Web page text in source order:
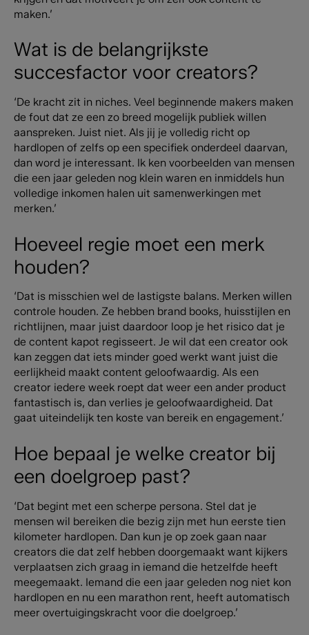
maken.’
Wat is de belangrijkste
succesfactor voor creators?
‘De kracht zit in niches. Veel beginnende makers maken
de fout dat ze een zo breed mogelijk publiek willen
aanspreken. Juist niet. Als jij je volledig richt op
hardlopen of zelfs op een specifiek onderdeel daarvan,
dan word je interessant. Ik ken voorbeelden van mensen
die een jaar geleden nog klein waren en inmiddels hun
volledige inkomen halen uit samenwerkingen met
merken.’
Hoeveel regie moet een merk
houden?
‘Dat is misschien wel de lastigste balans. Merken willen
controle houden. Ze hebben brand books, huisstijlen en
richtlijnen, maar juist daardoor loop je het risico dat je
de content kapot regisseert. Je wil dat een creator ook
kan zeggen dat iets minder goed werkt want juist die
eerlijkheid maakt content geloofwaardig. Als een
creator iedere week roept dat weer een ander product
fantastisch is, dan verlies je geloofwaardigheid. Dat
gaat uiteindelijk ten koste van bereik en engagement.’
Hoe bepaal je welke creator bij
een doelgroep past?
‘Dat begint met een scherpe persona. Stel dat je
mensen wil bereiken die bezig zijn met hun eerste tien
kilometer hardlopen. Dan kun je op zoek gaan naar
creators die dat zelf hebben doorgemaakt want kijkers
verplaatsen zich graag in iemand die hetzelfde heeft
meegemaakt. Iemand die een jaar geleden nog niet kon
hardlopen en nu een marathon rent, heeft automatisch
meer overtuigingskracht voor die doelgroep.’